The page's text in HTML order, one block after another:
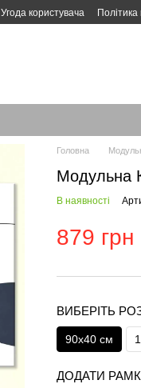
Угода користувача Політика
Головна
Модульна
В наявності
879 грн
ВИБЕРІТЬ
90х40 см
ДОДАТИ